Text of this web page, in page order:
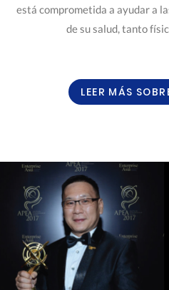
está comprometida a ayudar a
de su salud, tanto
LEER MÁS